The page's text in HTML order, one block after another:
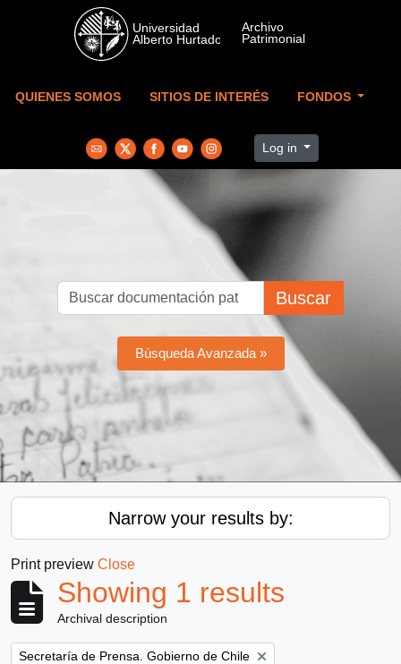
Skip to main content
QUIENES SOMOS SITIOS DE INTERÉS FONDOS
Log in
Buscar
Búsqueda Avanzada »
Narrow your results by:
Print preview Close
Showing 1 results
Archival description
Remove filter:
Secretaría de Prensa. Gobierno de Chile